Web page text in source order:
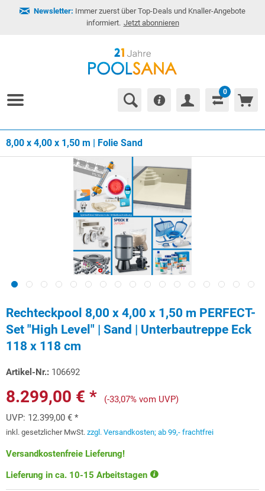
Newsletter: Immer zuerst über Top-Deals und Knaller-Angebote
informiert. Jetzt abonnieren
0
8,00 x 4,00 x 1,50 m | Folie Sand
Rechteckpool 8,00 x 4,00 x 1,50 m PERFECT-
Set "High Level" | Sand | Unterbautreppe Eck
118 x 118 cm
Artikel-Nr.: 106692
8.299,00 € *
(-33,07% vom UVP)
UVP: 12.399,00 € *
inkl. gesetzlicher MwSt. zzgl. Versandkosten; ab 99,- frachtfrei
Versandkostenfreie Lieferung!
Lieferung in ca. 10-15 Arbeitstagen